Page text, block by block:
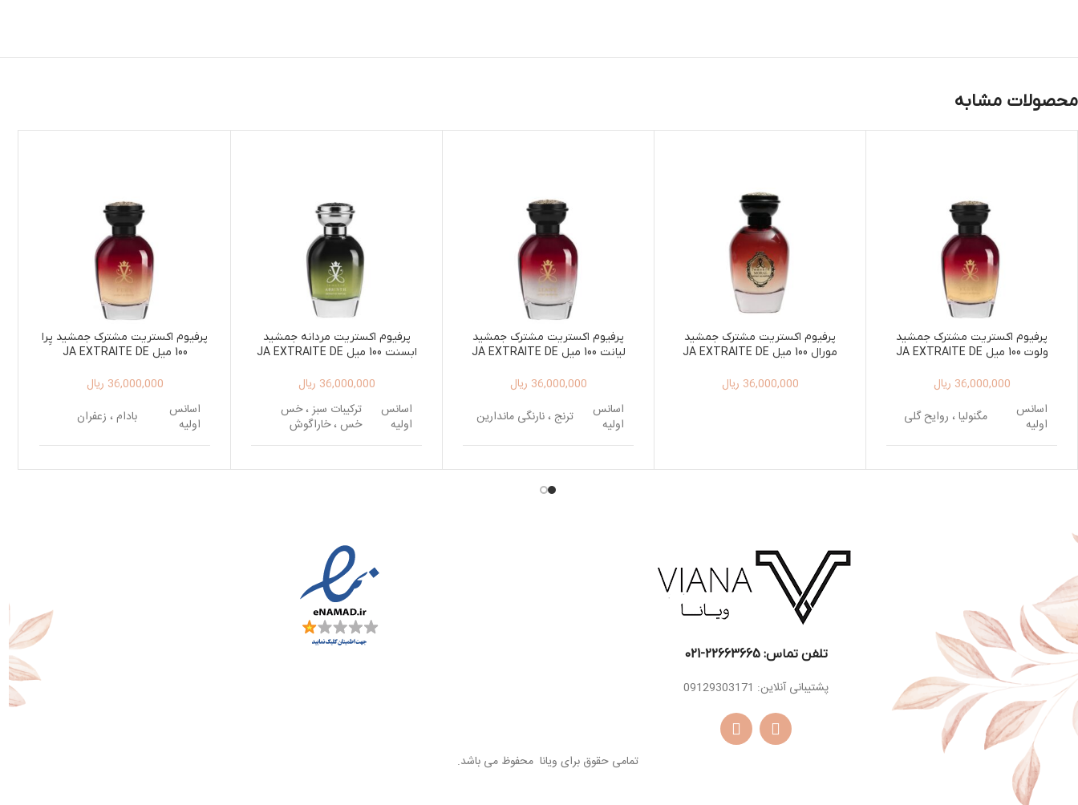
محصولات مشابه
پرفیوم اکستریت مشترک جمشید
ولوت 100 میل JA EXTRAITE DE
36,000,000 ریال
اسانس
اولیه مگنولیا ، روایح گلی
اسانس دانه تونکا ، شکلات ،
پرفیوم اکستریت مشترک جمشید
مورال 100 میل JA EXTRAITE DE
36,000,000 ریال
پرفیوم اکستریت مشترک جمشید
لیانت 100 میل JA EXTRAITE DE
36,000,000 ریال
اسانس
اولیه ترنج ، نارنگی ماندارین
اسانس انگور فرنگی سیاه، چای
پرفیوم اکستریت مردانه جمشید
ابسنت 100 میل JA EXTRAITE DE
36,000,000 ریال
اسانس
اولیه
ترکیبات سبز ، خس
خس ، خاراگوش
پرفیوم اکستریت مشترک جمشید پِرا
100 میل JA EXTRAITE DE
36,000,000 ریال
اسانس
اولیه بادام ، زعفران
اسانس سدر ، یاس
تلفن تماس: 22663665-021​
پشتیبانی آنلاین: 09129303171
تمامی حقوق برای ویانا محفوظ می باشد.